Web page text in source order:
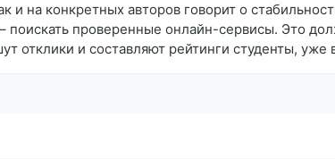
и на конкретных авторов говорит о
поискать проверенные онлайн-сервисы. Это
отклики и составляют рейтинги студенты, уже